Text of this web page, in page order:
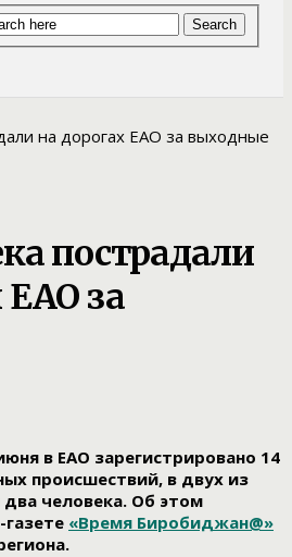
пострадали
ЕАО за
в ЕАО зарегистрировано 14
происшествий, в двух из
человека. Об этом
«Время Биробиджан@»